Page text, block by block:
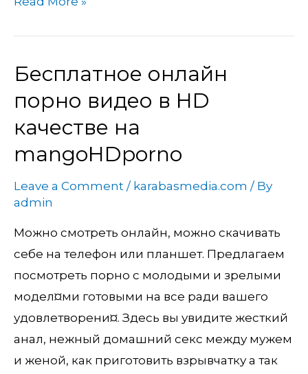
Бесплатное онлайн
порно видео в HD
качестве на
mangoHDporno
Leave a Comment / karabasmedia.com / By
admin
Можно смотреть онлайн, можно скачивать
себе на телефон или планшет. Предлагаем
посмотреть порно с молодыми и зрелыми
модел¤ми готовыми на все ради вашего
удовлетворени¤. Здесь вы увидите жесткий
анал, нежный домашний секс между мужем
и женой, как приготовить взрывчатку а так
Бесплатное
порно
видео
в
качестве
mangoHDporno